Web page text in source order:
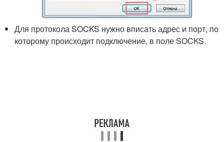
Для протокола SOCKS нужно вписать адрес и порт, по
которому происходит подключение, в поле SOCKS.